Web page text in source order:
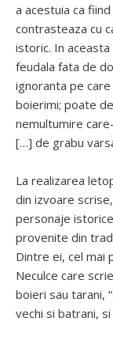
a acestuia ca
contrasteaza cu
istoric. In
feudala fata de
ignoranta pe
boierimi; poate
nemultumire
[…] de grabu
La realizarea
din izvoare
personaje
provenite din
Dintre ei, cel mai
Neculce care
boieri sau tarani,
vechi si batrani,